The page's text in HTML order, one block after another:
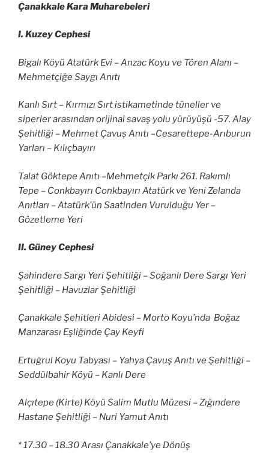
Çanakkale Kara Muharebeleri
I. Kuzey Cephesi
Bigalı Köyü Atatürk Evi – Anzac Koyu ve Tören Alanı –
Mehmetçiğe Saygı Anıtı
Kanlı Sırt – Kırmızı Sırt istikametinde tüneller ve
siperler arasından orijinal savaş yolu yürüyüşü -57. Alay
Şehitliği – Mehmet Çavuş Anıtı –Cesarettepe-Arıburun
Yarları – Kılıçbayırı
Talat Göktepe Anıtı –Mehmetçik Parkı 261. Rakımlı
Tepe – Conkbayırı Conkbayırı Atatürk ve Yeni Zelanda
Anıtları – Atatürk’ün Saatinden Vurulduğu Yer –
Gözetleme Yeri
II. Güney Cephesi
Şahindere Sargı Yeri Şehitliği – Soğanlı Dere Sargı Yeri
Şehitliği – Havuzlar Şehitliği
Çanakkale Şehitleri Abidesi – Morto Koyu’nda Boğaz
Manzarası Eşliğinde Çay Keyfi
Ertuğrul Koyu Tabyası – Yahya Çavuş Anıtı ve Şehitliği –
Seddülbahir Köyü – Kanlı Dere
Alçıtepe (Kirte) Köyü Salim Mutlu Müzesi – Zığındere
Hastane Şehitliği – Nuri Yamut Anıtı
* 17.30 – 18.30 Arası Çanakkale’ye Dönüş